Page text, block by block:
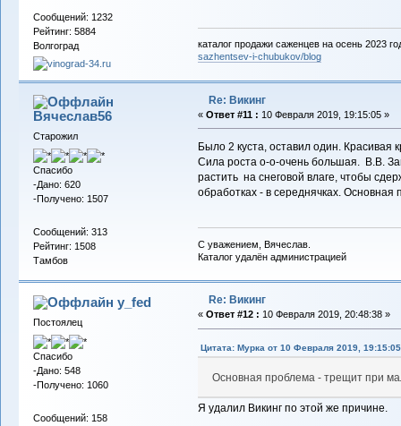
Сообщений: 1232
Рейтинг: 5884
Волгоград
каталог продажи саженцев на осень 2023
sazhentsev-i-chubukov/blog
Вячеслав56
Старожил
Спасибо
-Дано: 620
-Получено: 1507
Сообщений: 313
Рейтинг: 1508
Тамбов
Re: Викинг
« Ответ #11 : 10 Февраля 2019, 19:15:05 »
Было 2 куста, оставил один. Красивая
Сила роста о-о-очень большая. В.В.
растить на снеговой влаге, чтобы
обработках - в середнячках.
С уважением, Вячеслав.
Каталог удалён администрацией
y_fed
Постоялец
Спасибо
-Дано: 548
-Получено: 1060
Сообщений: 158
Re: Викинг
« Ответ #12 : 10 Февраля 2019, 20:48:38 »
Цитата: Мурка от 10 Февраля 2019, 19:15:05
Основная проблема - трещит при
Я удалил Викинг по этой же причине.